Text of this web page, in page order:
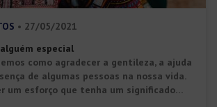
• 27/05/2021
especial
como agradecer a gentileza, a ajuda
de algumas pessoas na nossa vida.
um esforço que tenha um significado